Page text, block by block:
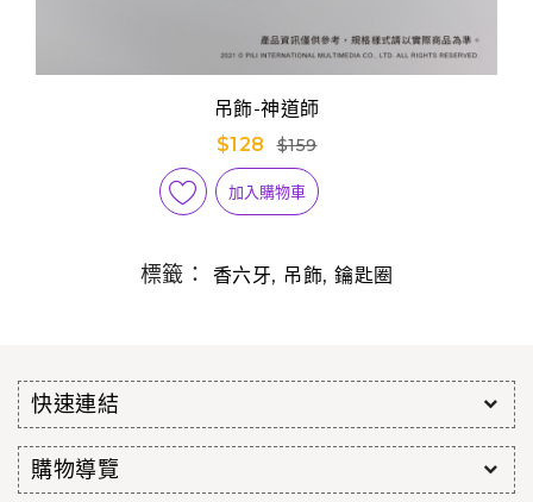
吊飾-神道師
$128
$159
加入購物車
標籤： 香六牙, 吊飾, 鑰匙圈
快速連結
購物導覽